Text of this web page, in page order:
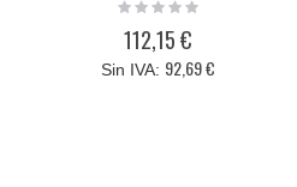
Rating:
112,15 €
92,69 €